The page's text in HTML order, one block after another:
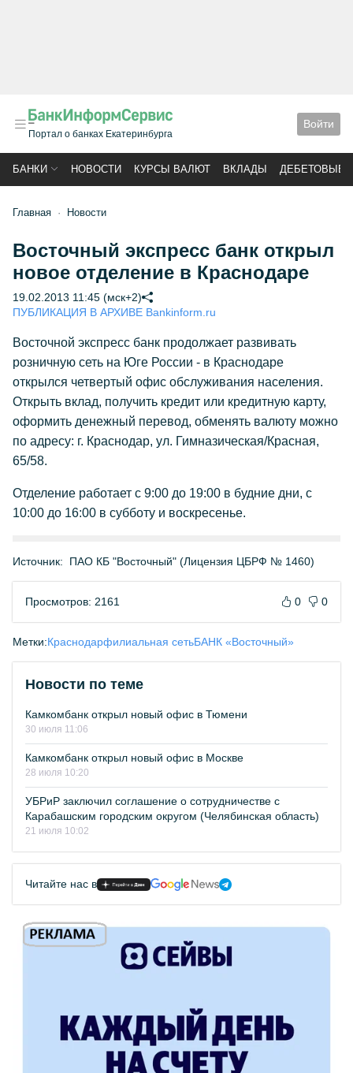
Портал о банках Екатеринбурга
Войти
БАНКИ НОВОСТИ КУРСЫ ВАЛЮТ ВКЛАДЫ ДЕБЕТОВЫЕ
Главная Новости
Восточный экспресс банк открыл
новое отделение в Краснодаре
19.02.2013 11:45 (мск+2)
ПУБЛИКАЦИЯ В АРХИВЕ Bankinform.ru
Восточной экспресс банк продолжает развивать
розничную сеть на Юге России - в Краснодаре
открылся четвертый офис обслуживания населения.
Открыть вклад, получить кредит или кредитную карту,
оформить денежный перевод, обменять валюту можно
по адресу: г. Краснодар, ул. Гимназическая/Красная,
65/58.
Отделение работает с 9:00 до 19:00 в будние дни, с
10:00 до 16:00 в субботу и воскресенье.
Источник: ПАО КБ "Восточный" (Лицензия ЦБРФ № 1460)
Просмотров: 2161 0 0
Метки:Краснодарфилиальная сетьБАНК «Восточный»
Новости по теме
Камкомбанк открыл новый офис в Тюмени
30 июля 11:06
Камкомбанк открыл новый офис в Москве
28 июля 10:20
УБРиР заключил соглашение о сотрудничестве с
Карабашским городским округом (Челябинская область)
21 июля 10:02
Читайте нас в